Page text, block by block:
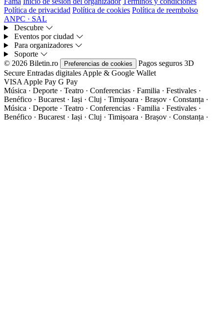
Política de privacidad Política de cookies Política de reembolso
ANPC · SAL
Descubre
Eventos por ciudad
Para organizadores
Soporte
© 2026 Biletin.ro
Preferencias de cookies Pagos seguros 3D
Secure Entradas digitales Apple & Google Wallet
VISA Apple Pay G Pay
Música · Deporte · Teatro · Conferencias · Familia · Festivales ·
Benéfico · Bucarest · Iași · Cluj · Timișoara · Brașov · Constanța ·
Música · Deporte · Teatro · Conferencias · Familia · Festivales ·
Benéfico · Bucarest · Iași · Cluj · Timișoara · Brașov · Constanța ·